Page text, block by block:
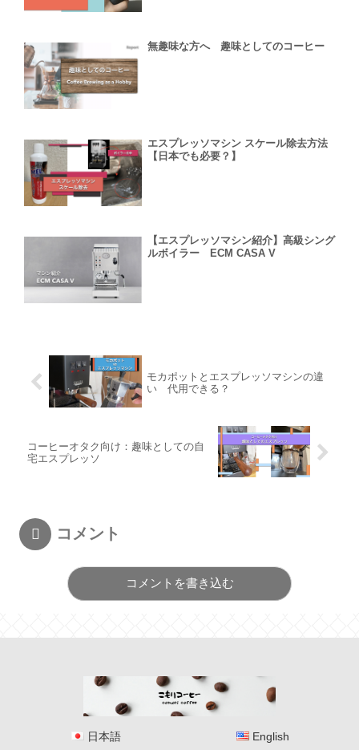
無趣味な方へ 趣味としてのコーヒー
エスプレッソマシン スケール除去方法
【日本でも必要？】
【エスプレッソマシン紹介】高級シング
ルボイラー ECM CASA V
モカポットとエスプレッソマシンの違
い 代用できる？
コーヒーオタク向け：趣味としての自
宅エスプレッソ
コメント
コメントを書き込む
日本語 English